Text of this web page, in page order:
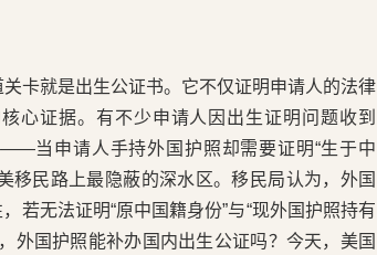
卡就是出生公证书。它不仅证明申请人的法律
心证据。有不少申请人因出生证明问题收到
当申请人手持外国护照却需要证明“生于中
移民路上最隐蔽的深水区。移民局认为，外国
若无法证明“原中国籍身份”与“现外国护照持有
外国护照能补办国内出生公证吗？今天，美国